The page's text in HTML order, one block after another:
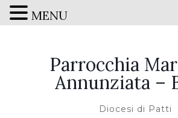
Parrocchia
Annunziata –
Diocesi di Patti
MENU